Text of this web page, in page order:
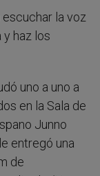
escuchar la voz
y haz los
uno a uno a
en la Sala de
Junno
entregó una
de